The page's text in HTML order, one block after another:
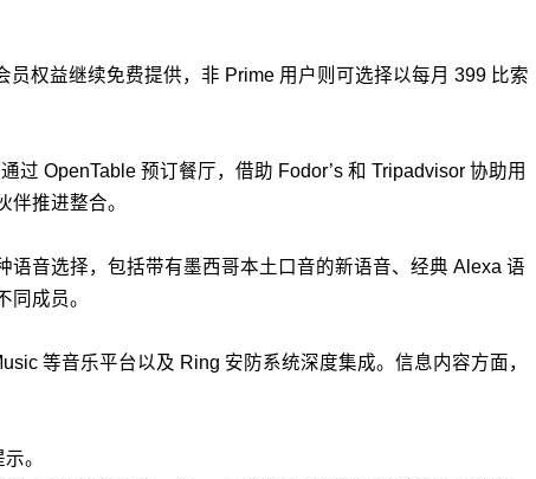
权益继续免费提供，非 Prime 用户则可选择以每月 399 比索
OpenTable 预订餐厅，借助 Fodor’s 和 Tripadvisor 协助用
推进整合。
音选择，包括带有墨西哥本土口音的新语音、经典 Alexa 语
成员。
等音乐平台以及 Ring 安防系统深度集成。信息内容方面，
。